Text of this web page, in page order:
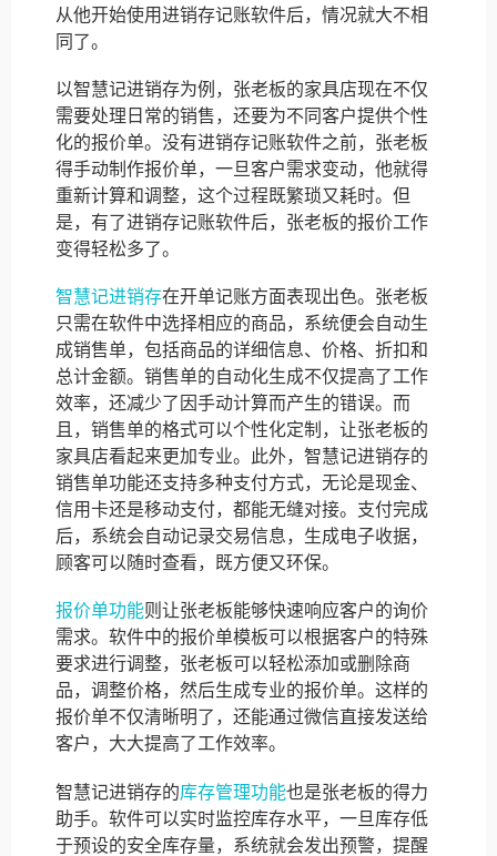
从他开始使用进销存记账软件后，情况就大不相
同了。
以智慧记进销存为例，张老板的家具店现在不仅
需要处理日常的销售，还要为不同客户提供个性
化的报价单。没有进销存记账软件之前，张老板
得手动制作报价单，一旦客户需求变动，他就得
重新计算和调整，这个过程既繁琐又耗时。但
是，有了进销存记账软件后，张老板的报价工作
变得轻松多了。
智慧记进销存在开单记账方面表现出色。张老板
只需在软件中选择相应的商品，系统便会自动生
成销售单，包括商品的详细信息、价格、折扣和
总计金额。销售单的自动化生成不仅提高了工作
效率，还减少了因手动计算而产生的错误。而
且，销售单的格式可以个性化定制，让张老板的
家具店看起来更加专业。此外，智慧记进销存的
销售单功能还支持多种支付方式，无论是现金、
信用卡还是移动支付，都能无缝对接。支付完成
后，系统会自动记录交易信息，生成电子收据，
顾客可以随时查看，既方便又环保。
报价单功能则让张老板能够快速响应客户的询价
需求。软件中的报价单模板可以根据客户的特殊
要求进行调整，张老板可以轻松添加或删除商
品，调整价格，然后生成专业的报价单。这样的
报价单不仅清晰明了，还能通过微信直接发送给
客户，大大提高了工作效率。
智慧记进销存的库存管理功能也是张老板的得力
助手。软件可以实时监控库存水平，一旦库存低
于预设的安全库存量，系统就会发出预警，提醒